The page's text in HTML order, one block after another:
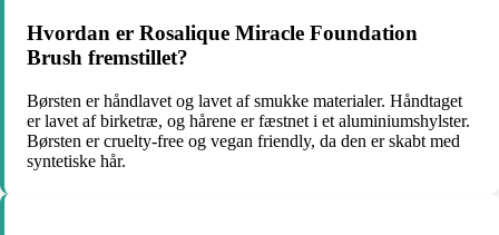
Hvordan er Rosalique Miracle Foundation
Brush fremstillet?
Børsten er håndlavet og lavet af smukke materialer. Håndtaget
er lavet af birketræ, og hårene er fæstnet i et aluminiumshylster.
Børsten er cruelty-free og vegan friendly, da den er skabt med
syntetiske hår.